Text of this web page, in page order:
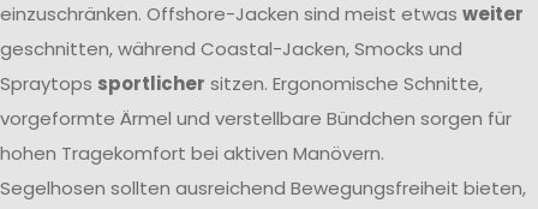
einzuschränken. Offshore-Jacken sind meist etwas weiter
geschnitten, während Coastal-Jacken, Smocks und
Spraytops sportlicher sitzen. Ergonomische Schnitte,
vorgeformte Ärmel und verstellbare Bündchen sorgen für
hohen Tragekomfort bei aktiven Manövern.
Segelhosen sollten ausreichend Bewegungsfreiheit bieten,